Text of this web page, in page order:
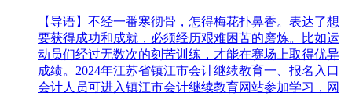
【导语】不经一番寒彻骨，怎得梅花扑鼻香。表达了想
要获得成功和成就，必须经历艰难困苦的磨炼。比如运
动员们经过无数次的刻苦训练，才能在赛场上取得优异
成绩。2024年江苏省镇江市会计继续教育一、报名入口
会计人员可进入镇江市会计继续教育网站参加学习，网